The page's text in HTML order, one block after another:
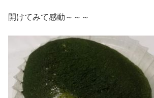
開けてみて感動～～～